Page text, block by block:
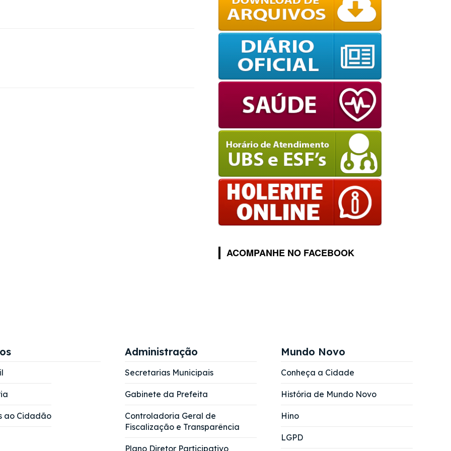
ACOMPANHE NO FACEBOOK
ao Cidadão
Administração
Secretarias Municipais
Gabinete da Prefeita
Controladoria Geral de
Fiscalização e Transparência
Plano Diretor Participativo
Mundo Novo
Conheça a Cidade
História de Mundo Novo
Hino
LGPD